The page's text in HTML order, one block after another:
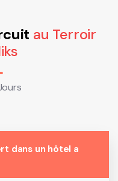
au Terroir
dans un hôtel a